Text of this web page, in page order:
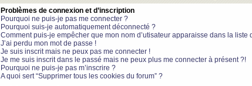
Problèmes de connexion et d’inscription
Pourquoi ne puis-je pas me connecter ?
Pourquoi suis-je automatiquement déconnecté ?
Comment puis-je empêcher que mon nom d’utisateur apparaisse dans la liste
J’ai perdu mon mot de passe !
Je suis inscrit mais ne peux pas me connecter !
Je me suis inscrit dans le passé mais ne peux plus me connecter à présent ?!
Pourquoi ne puis-je pas m’inscrire ?
A quoi sert “Supprimer tous les cookies du forum” ?